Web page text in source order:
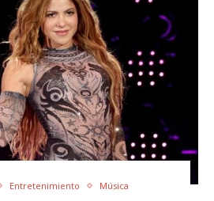
Entretenimiento Música